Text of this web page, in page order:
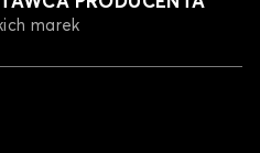
marek